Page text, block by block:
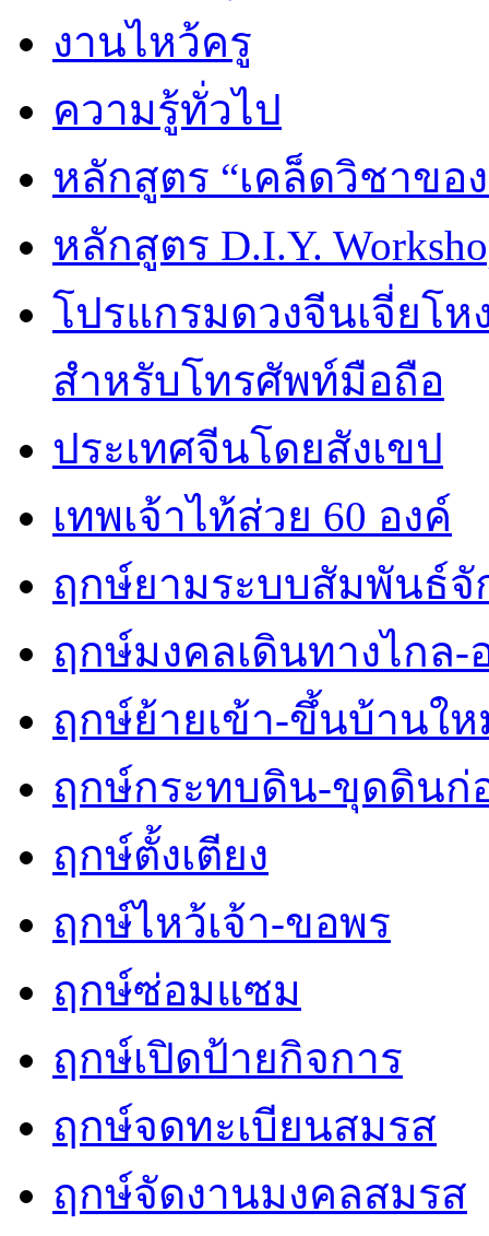
งานไหว้ครู
ความรู้ทั่วไป
หลักสูตร “เคล็ดวิชาขอ
หลักสูตร D.I.Y.
โปรแกรมดวงจีนเจี่ยโห
สำหรับโทรศัพท์มือถือ
ประเทศจีนโดยสังเขป
เทพเจ้าไท้ส่วย 60 องค์
ฤกษ์ยามระบบสัมพันธ์จั
ฤกษ์มงคลเดินทางไกล-
ฤกษ์ย้ายเข้า-ขึ้นบ้านใ
ฤกษ์กระทบดิน-ขุดดินก่
ฤกษ์ตั้งเตียง
ฤกษ์ไหว้เจ้า-ขอพร
ฤกษ์ซ่อมแซม
ฤกษ์เปิดป้ายกิจการ
ฤกษ์จดทะเบียนสมรส
ฤกษ์จัดงานมงคลสมรส